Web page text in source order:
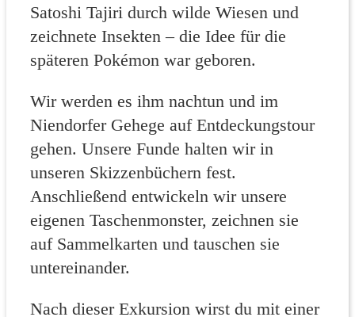
Satoshi Tajiri durch wilde Wiesen und
zeichnete Insekten – die Idee für die
späteren Pokémon war geboren.
Wir werden es ihm nachtun und im
Niendorfer Gehege auf Entdeckungstour
gehen. Unsere Funde halten wir in
unseren Skizzenbüchern fest.
Anschließend entwickeln wir unsere
eigenen Taschenmonster, zeichnen sie
auf Sammelkarten und tauschen sie
untereinander.
Nach dieser Exkursion wirst du mit einer